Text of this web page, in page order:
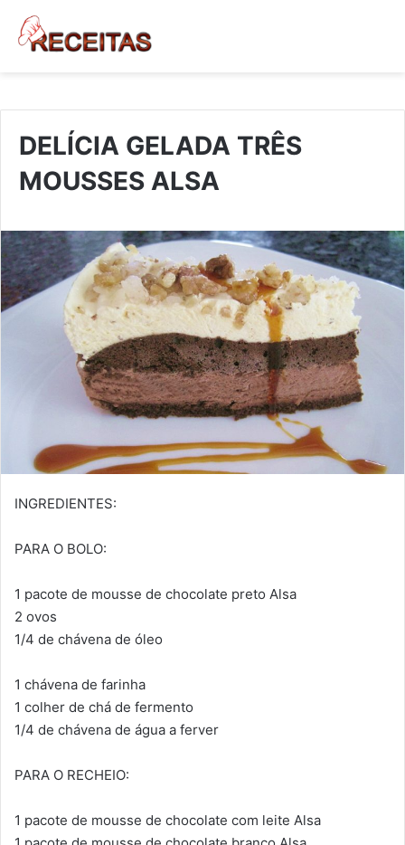
DELÍCIA GELADA TRÊS
MOUSSES ALSA
INGREDIENTES:
PARA O BOLO:
1 pacote de mousse de chocolate preto Alsa
2 ovos
1/4 de chávena de óleo
1 chávena de farinha
1 colher de chá de fermento
1/4 de chávena de água a ferver
PARA O RECHEIO:
1 pacote de mousse de chocolate com leite Alsa